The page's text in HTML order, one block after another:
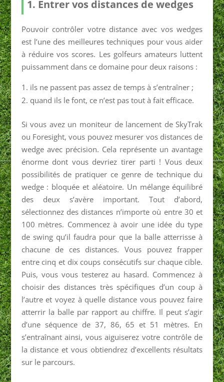
1. Entrer vos distances de wedges
Pouvoir contrôler votre distance avec vos wedges
est l’une des meilleures techniques pour vous aider
à réduire vos scores. Les golfeurs amateurs luttent
puissamment dans ce domaine pour deux raisons :
ils ne passent pas assez de temps à s’entraîner ;
quand ils le font, ce n’est pas tout à fait efficace.
Si vous avez un moniteur de lancement de SkyTrak
ou Foresight, vous pouvez mesurer vos distances de
wedge avec précision. Cela représente un avantage
énorme dont vous devriez tirer parti ! Vous deux
possibilités de pratiquer ce genre de technique du
wedge : bloquée et aléatoire. Un mélange équilibré
des deux s’avère important. Tout d’abord,
sélectionnez des distances n’importe où entre 30 et
100 mètres. Commencez à avoir une idée du type
de swing qu’il faudra pour que la balle atterrisse à
chacune de ces distances. Vous pouvez frapper
entre cinq et dix coups consécutifs sur chaque cible.
Puis, vous vous testerez au hasard. Commencez à
choisir des distances très spécifiques d’un coup à
l’autre et voyez à quelle distance vous pouvez faire
atterrir la balle par rapport au chiffre. Il peut s’agir
d’une séquence de 37, 86, 65 et 51 mètres. En
s’entraînant ainsi, vous aiguiserez votre contrôle de
la distance et vous obtiendrez d’excellents résultats
sur le parcours.